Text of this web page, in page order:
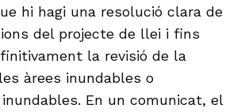
hi hagi una resolució clara de
del projecte de llei i fins
la revisió de la
àrees inundables o
En un comunicat, el